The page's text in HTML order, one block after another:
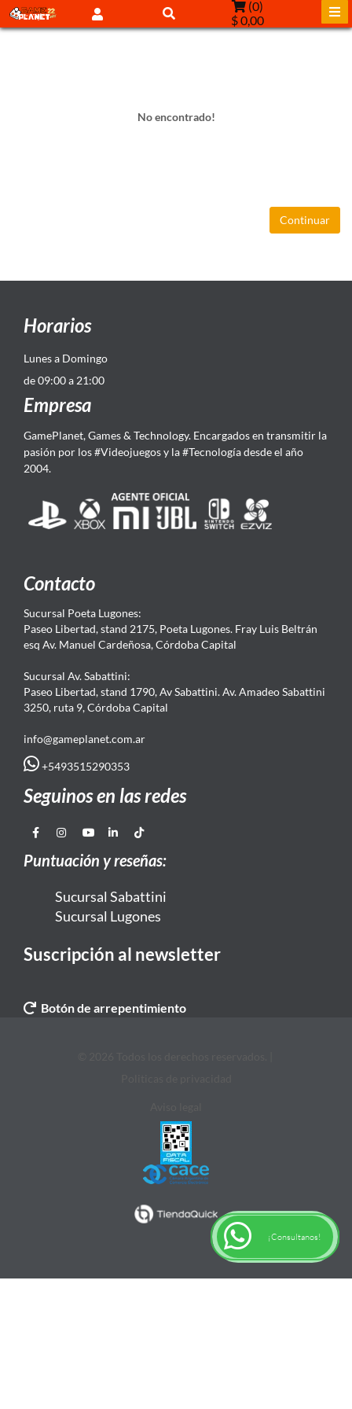
(0)
$ 0,00
No encontrado!
Continuar
Horarios
Lunes a Domingo
de 09:00 a 21:00
Empresa
GamePlanet, Games & Technology. Encargados en transmitir la
pasión por los #Videojuegos y la #Tecnología desde el año
2004.
Contacto
Sucursal Poeta Lugones:
Paseo Libertad, stand 2175, Poeta Lugones. Fray Luis Beltrán
esq Av. Manuel Cardeñosa, Córdoba Capital
Sucursal Av. Sabattini:
Paseo Libertad, stand 1790, Av Sabattini. Av. Amadeo Sabattini
3250, ruta 9, Córdoba Capital
info@gameplanet.com.ar
+5493515290353
Seguinos en las redes
Puntuación y reseñas:
Sucursal Sabattini
Sucursal Lugones
Suscripción al newsletter
Botón de arrepentimiento
¡Consultanos!